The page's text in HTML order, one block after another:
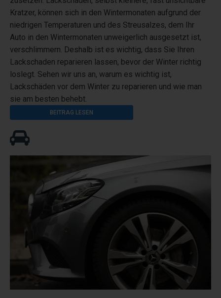
Kratzer, können sich in den Wintermonaten aufgrund der
niedrigen Temperaturen und des Streusalzes, dem Ihr
Auto in den Wintermonaten unweigerlich ausgesetzt ist,
verschlimmern. Deshalb ist es wichtig, dass Sie Ihren
Lackschaden reparieren lassen, bevor der Winter richtig
loslegt. Sehen wir uns an, warum es wichtig ist,
Lackschäden vor dem Winter zu reparieren und wie man
sie am besten behebt.
BEITRAG LESEN